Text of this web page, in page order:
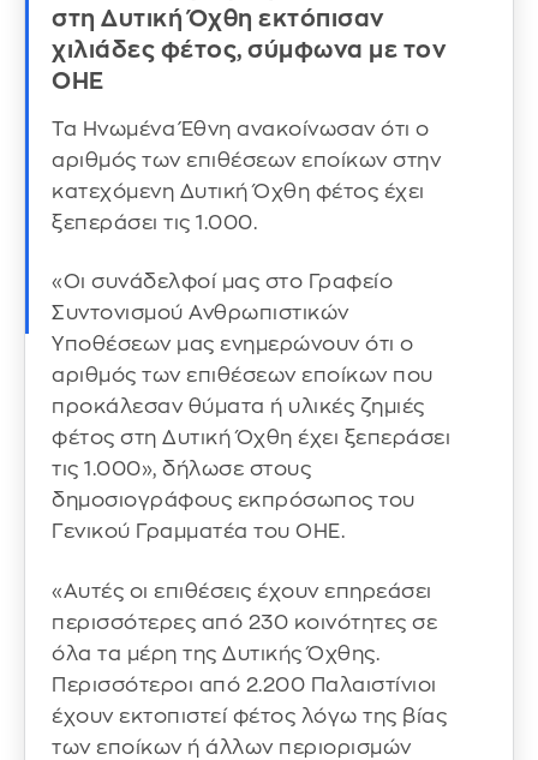
στη Δυτική Όχθη εκτόπισαν
χιλιάδες φέτος, σύμφωνα με τον
ΟΗΕ
Τα Ηνωμένα Έθνη ανακοίνωσαν ότι ο
αριθμός των επιθέσεων εποίκων στην
κατεχόμενη Δυτική Όχθη φέτος έχει
ξεπεράσει τις 1.000.
«Οι συνάδελφοί μας στο Γραφείο
Συντονισμού Ανθρωπιστικών
Υποθέσεων μας ενημερώνουν ότι ο
αριθμός των επιθέσεων εποίκων που
προκάλεσαν θύματα ή υλικές ζημιές
φέτος στη Δυτική Όχθη έχει ξεπεράσει
τις 1.000», δήλωσε στους
δημοσιογράφους εκπρόσωπος του
Γενικού Γραμματέα του ΟΗΕ.
«Αυτές οι επιθέσεις έχουν επηρεάσει
περισσότερες από 230 κοινότητες σε
όλα τα μέρη της Δυτικής Όχθης.
Περισσότεροι από 2.200 Παλαιστίνιοι
έχουν εκτοπιστεί φέτος λόγω της βίας
των εποίκων ή άλλων περιορισμών